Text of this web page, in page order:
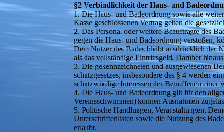
§2 Verbindlichkeit der Haus- und
1. Die Haus- und Badeordnung sowie alle
Kasse geschlossenen Vertrag gelten die
2. Das Personal oder weitere Beauftragte des
gegen die Haus- und Badeordnung verstoßen,
Dem Nutzer des Bades bleibt ausdrücklich der
als das vollständige Eintrittsgeld. Darüber
3. Die gekennzeichneten und ausgewiesenen
schutzgesetzes, insbesondere des § 4 werden
schutzwürdige Interessen der Betroffenen einer
4. Die Haus- und Badeordnung gilt für den
Vereinsschwimmen) können Ausnahmen
5. Politische Handlungen, Veranstaltungen,
Unterschriftenlisten sowie die Nutzung des
erlaubt.